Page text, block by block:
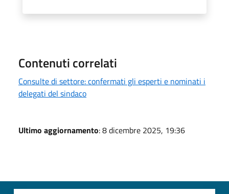
Contenuti correlati
Consulte di settore: confermati gli esperti e nominati i
delegati del sindaco
Ultimo aggiornamento: 8 dicembre 2025, 19:36